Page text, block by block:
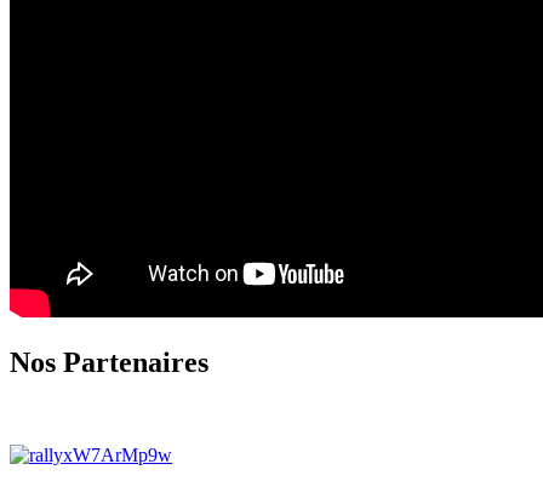
Nos Partenaires